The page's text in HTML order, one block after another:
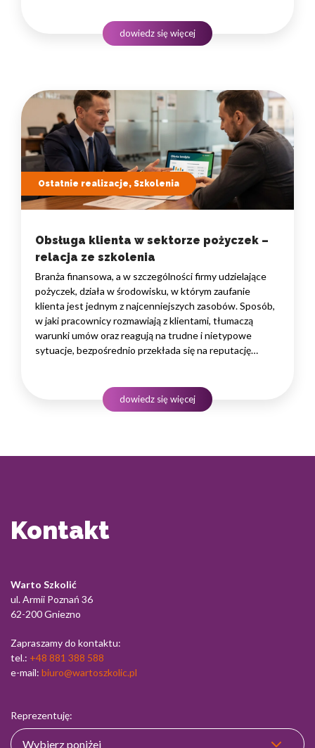
podejmowania decyzji. W takim środowisku
to nie pojedyncze kompetencje, lecz dobrze…
dowiedz się więcej
Ostatnie realizacje, Szkolenia
Obsługa klienta w sektorze pożyczek –
relacja ze szkolenia
Branża finansowa, a w szczególności firmy udzielające
pożyczek, działa w środowisku, w którym zaufanie
klienta jest jednym z najcenniejszych zasobów. Sposób,
w jaki pracownicy rozmawiają z klientami, tłumaczą
warunki umów oraz reagują na trudne i nietypowe
sytuacje, bezpośrednio przekłada się na reputację
produktowej, lecz także rozwiniętych kompetencji
komunikacyjnych, empatii…
dowiedz się więcej
Kontakt
Warto Szkolić
ul. Armii Poznań 36
62-200 Gniezno
Zapraszamy do kontaktu:
tel.: +48 881 388 588
e-mail: biuro@wartoszkolic.pl
Reprezentuję: